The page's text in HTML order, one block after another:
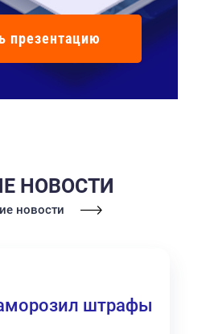
презентацию
НОВОСТИ
новости
штрафы